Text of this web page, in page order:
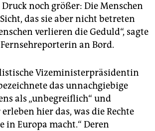
noch größer: Die Menschen
das sie aber nicht betreten
verlieren die Geduld“, sagte
an Bord.
Vizeministerpräsidentin
das unnachgiebige
als „unbegreiflich“ und
hier das, was die Rechte
in Europa macht.“ Deren